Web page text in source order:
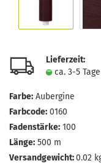
Lieferzeit:
ca. 3-5 Tage
Farbe: Aubergine
Farbcode: 0160
Fadenstärke: 100
Länge: 500 m
Versandgewicht:0.02